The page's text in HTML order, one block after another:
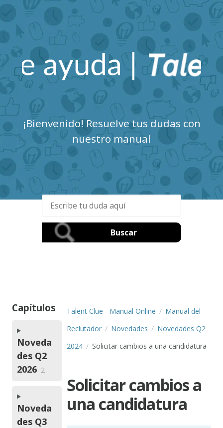
Talent Clue Centro de
Ayuda
¡Bienvenido! Resuelve tus dudas con
nuestro manual
Talent Clue - Manual Online
Manual del
Reclutador
Novedades
Novedades Q2
2024
Solicitar cambios a una candidatura
Solicitar cambios a
una candidatura
Capítulos
Noveda
des Q2
2026 2
Noveda
des Q3